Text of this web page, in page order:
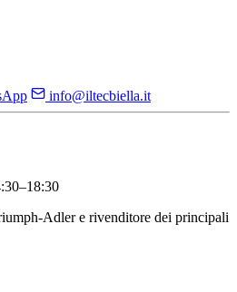
info@iltecbiella.it
Adler e rivenditore dei principali